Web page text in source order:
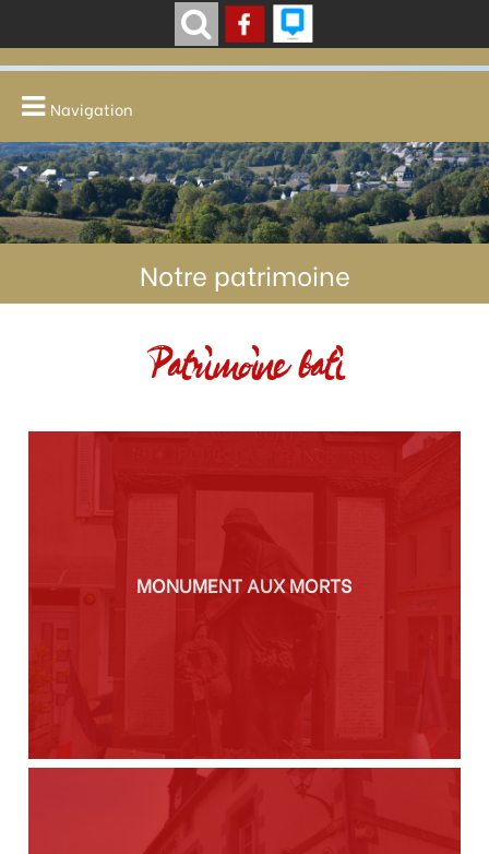
Navigation
Notre patrimoine
Patrimoine bati
MONUMENT AUX MORTS